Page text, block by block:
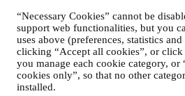
“Necessary Cookies” cannot be
support web functionalities, but you
uses above (preferences, statistics
clicking “Accept all cookies”, or click
you manage each cookie category, or
cookies only”, so that no other
installed.
advertenties, of voor onze
gevallen zullen we u niet kunnen
van deze technische informatie.
uw feedback, verzoeken,
ons (bijvoorbeeld uw berichten,
media, e-mails of telefoontjes).